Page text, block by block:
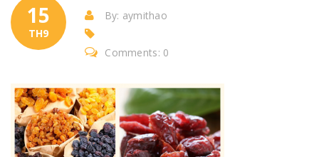
15
TH9
By: aymithao
Comments: 0